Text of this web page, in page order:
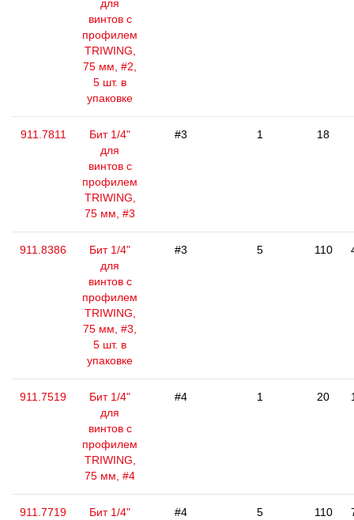
для
винтов с
профилем
TRIWING,
75 мм, #2,
5 шт. в
упаковке
911.7811
Бит 1/4"
для
винтов с
профилем
TRIWING,
75 мм, #3
#3 1 18
911.8386
Бит 1/4"
для
винтов с
профилем
TRIWING,
75 мм, #3,
5 шт. в
упаковке
#3 5 110
911.7519
Бит 1/4"
для
винтов с
профилем
TRIWING,
75 мм, #4
#4 1 20
911.7719
Бит 1/4"
#4 5 110